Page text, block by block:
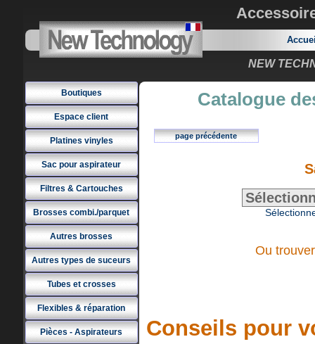
NEW
Boutiques
Espace client
Platines vinyles
Sac pour aspirateur
Filtres & Cartouches
Brosses combi./parquet
Autres brosses
Autres types de suceurs
Tubes et crosses
Flexibles & réparation
Pièces - Aspirateurs
Catalogue
page précédente
Ou
Conseils pour